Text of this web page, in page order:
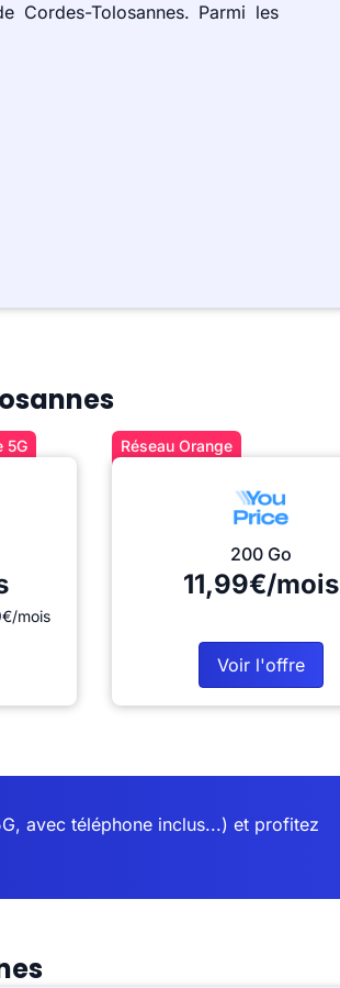
Cordes-Tolosannes. Parmi les
5G
mois
Réseau Orange
200 Go
11,99€/mois
Voir l'offre
avec téléphone inclus...) et profitez